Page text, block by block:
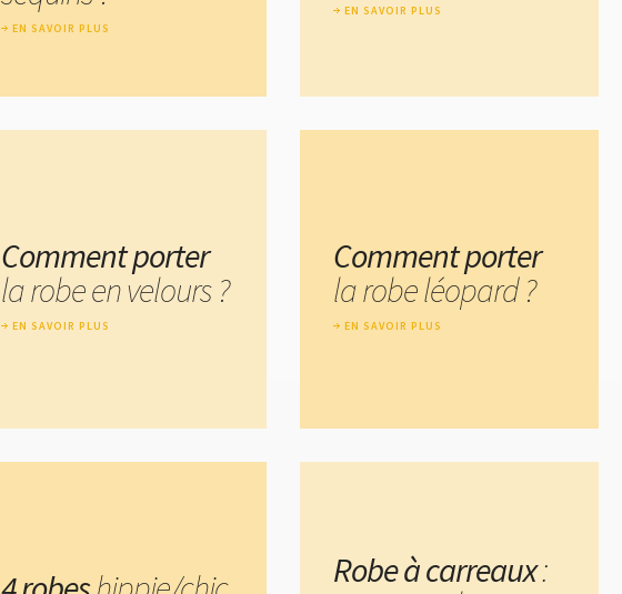
EN SAVOIR PLUS
EN SAVOIR PLUS
Comment porter
la robe en velours ?
EN SAVOIR PLUS
Comment porter
la robe léopard ?
EN SAVOIR PLUS
Robe à carreaux: